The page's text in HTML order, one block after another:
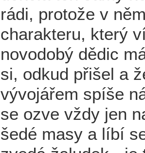
rádi, protože v
charakteru, který
novodobý dědic
si, odkud přišel a
vývojářem spíše
se ozve vždy jen
šedé masy a líbí